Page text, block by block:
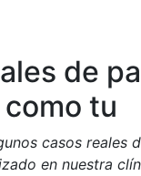
de
como tu
casos reales
en nuestra